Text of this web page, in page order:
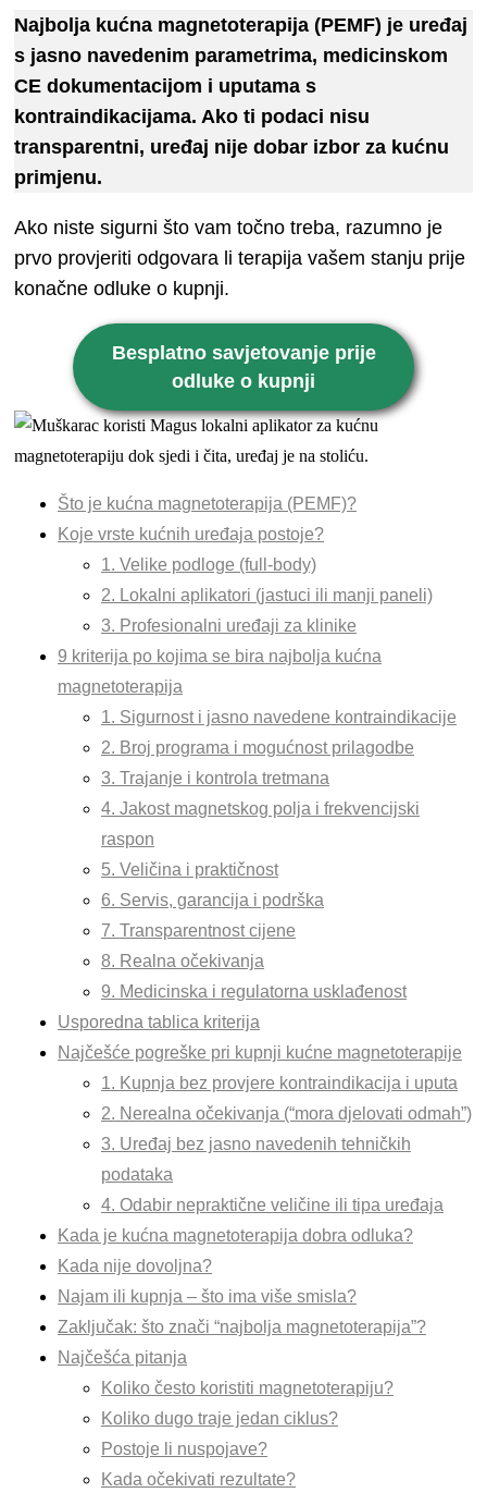
Najbolja kućna magnetoterapija (PEMF) je uređaj
s jasno navedenim parametrima, medicinskom
CE dokumentacijom i uputama s
kontraindikacijama. Ako ti podaci nisu
transparentni, uređaj nije dobar izbor za kućnu
primjenu.
Ako niste sigurni što vam točno treba, razumno je
prvo provjeriti odgovara li terapija vašem stanju prije
konačne odluke o kupnji.
Besplatno savjetovanje prije
odluke o kupnji
Što je kućna magnetoterapija (PEMF)?
Koje vrste kućnih uređaja postoje?
1. Velike podloge (full-body)
2. Lokalni aplikatori (jastuci ili manji paneli)
3. Profesionalni uređaji za klinike
9 kriterija po kojima se bira najbolja kućna
magnetoterapija
1. Sigurnost i jasno navedene kontraindikacije
2. Broj programa i mogućnost prilagodbe
3. Trajanje i kontrola tretmana
4. Jakost magnetskog polja i frekvencijski
raspon
5. Veličina i praktičnost
6. Servis, garancija i podrška
7. Transparentnost cijene
8. Realna očekivanja
9. Medicinska i regulatorna usklađenost
Usporedna tablica kriterija
Najčešće pogreške pri kupnji kućne magnetoterapije
1. Kupnja bez provjere kontraindikacija i uputa
2. Nerealna očekivanja (“mora djelovati odmah”)
3. Uređaj bez jasno navedenih tehničkih
podataka
4. Odabir nepraktične veličine ili tipa uređaja
Kada je kućna magnetoterapija dobra odluka?
Kada nije dovoljna?
Najam ili kupnja – što ima više smisla?
Zaključak: što znači “najbolja magnetoterapija”?
Najčešća pitanja
Koliko često koristiti magnetoterapiju?
Koliko dugo traje jedan ciklus?
Postoje li nuspojave?
Kada očekivati rezultate?